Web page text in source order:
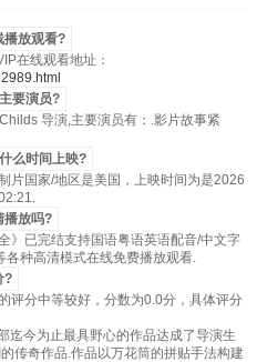
播放观看?
在线观看地址：
要演员?
导演,主要演员有：.影片故事紧
么时间上映?
片国家/地区是美国，上映时间为是2026
播放吗?
》已完结支持国语粤语英语配音/中文字
种高清模式在线免费播放观看.
?
评分中等较好，分数为0.0分，具体评分
迄今为止最具野心的作品达成了导演生
传奇作品.作品以万花筒的拼贴手法构建